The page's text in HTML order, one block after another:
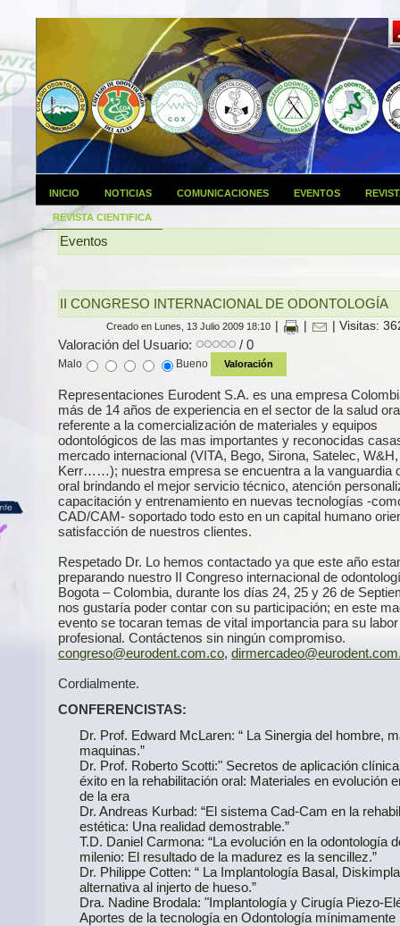
INICIO NOTICIAS COMUNICACIONES EVENTOS
REVISTA CIENTIFICA
Eventos
II CONGRESO INTERNACIONAL DE ODONTOLOGÍA
Creado en Lunes, 13 Julio 2009 18:10 | Visitas:
Valoración del Usuario: / 0
Malo Bueno
Representaciones Eurodent S.A. es una empresa
más de 14 años de experiencia en el sector de la salud
referente a la comercialización de materiales y equipos
odontológicos de las mas importantes y reconocidas
mercado internacional (VITA, Bego, Sirona, Satelec, W&H,
Kerr……); nuestra empresa se encuentra a la vanguardia
oral brindando el mejor servicio técnico, atención
capacitación y entrenamiento en nuevas tecnologías -
CAD/CAM- soportado todo esto en un capital humano
satisfacción de nuestros clientes.
Respetado Dr. Lo hemos contactado ya que este año
preparando nuestro II Congreso internacional de
Bogota – Colombia, durante los días 24, 25 y 26 de
nos gustaría poder contar con su participación; en este
evento se tocaran temas de vital importancia para su labor
profesional. Contáctenos sin ningún compromiso.
congreso@eurodent.com.co,
Cordialmente.
CONFERENCISTAS:
Dr. Prof. Edward McLaren: “ La Sinergia del hombre,
maquinas.”
Dr. Prof. Roberto Scotti:" Secretos de aplicación
éxito en la rehabilitación oral: Materiales en evolución
de la era
Dr. Andreas Kurbad: “El sistema Cad-Cam en la
estética: Una realidad demostrable.”
T.D. Daniel Carmona: “La evolución en la odontología
milenio: El resultado de la madurez es la sencillez.”
Dr. Philippe Cotten: “ La Implantología Basal,
alternativa al injerto de hueso.”
Dra. Nadine Brodala: "Implantología y Cirugía Piezo-
Aportes de la tecnología en Odontología mínimamente